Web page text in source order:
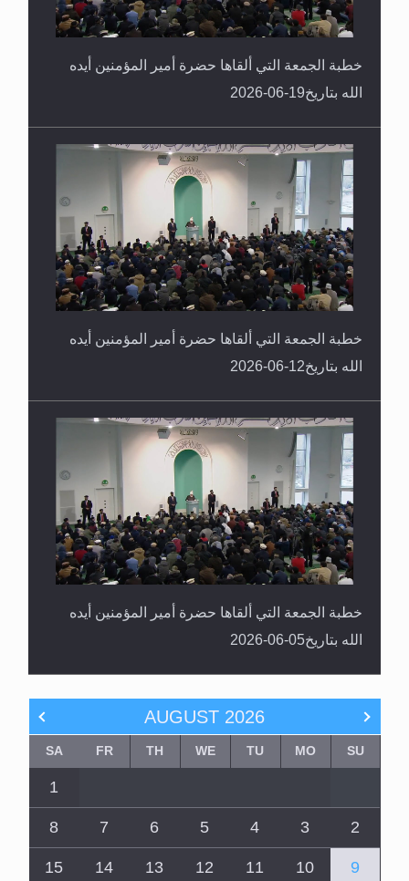
خطبة الجمعة التي ألقاها حضرة أمير المؤمنين أيده
الله بتاريخ19-06-2026
خطبة الجمعة التي ألقاها حضرة أمير المؤمنين أيده
الله بتاريخ12-06-2026
خطبة الجمعة التي ألقاها حضرة أمير المؤمنين أيده
الله بتاريخ05-06-2026
AUGUST 2026
SU
MO
TU
WE
TH
FR
SA
1
2
3
4
5
6
7
8
9
10
11
12
13
14
15